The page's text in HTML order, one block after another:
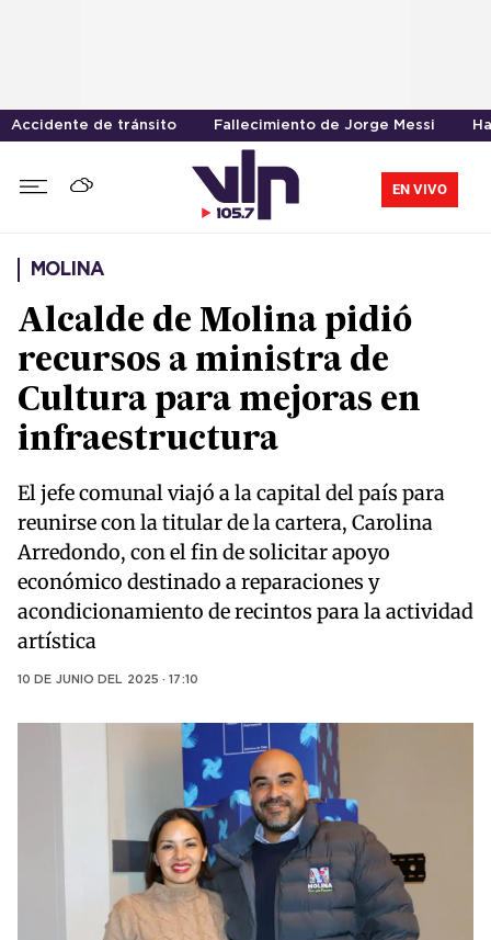
Accidente de tránsito Fallecimiento de Jorge Messi
EN VIVO
MOLINA
Alcalde de Molina pidió
recursos a ministra de
Cultura para mejoras en
infraestructura
El jefe comunal viajó a la capital del país para
reunirse con la titular de la cartera, Carolina
Arredondo, con el fin de solicitar apoyo
económico destinado a reparaciones y
acondicionamiento de recintos para la actividad
artística
10 DE JUNIO DEL 2025 · 17:10